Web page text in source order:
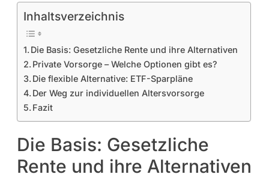
Inhaltsverzeichnis
Die Basis: Gesetzliche Rente und ihre Alternativen
Private Vorsorge – Welche Optionen gibt es?
Die flexible Alternative: ETF-Sparpläne
Der Weg zur individuellen Altersvorsorge
Fazit
Die Basis: Gesetzliche
Rente und ihre Alternativen